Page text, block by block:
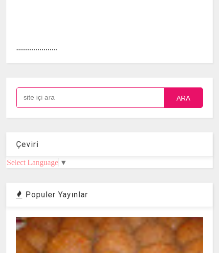
.....................
ARA
Çeviri
Select Language ▼
Populer Yayınlar